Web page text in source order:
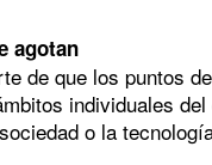
agotan
de que los puntos
individuales
o la